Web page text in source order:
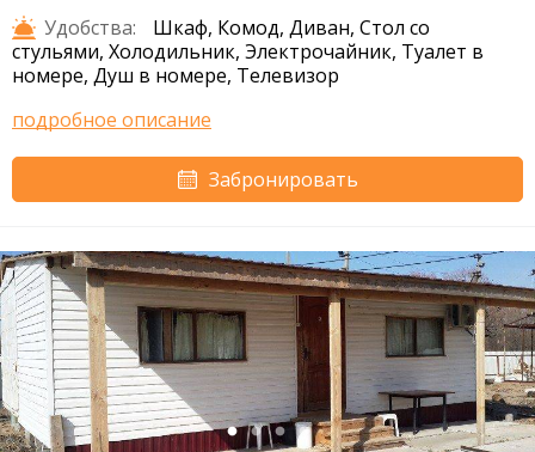
Удобства:
Шкаф, Комод, Диван, Стол со
стульями, Холодильник, Электрочайник, Туалет в
номере, Душ в номере, Телевизор
подробное описание
Забронировать